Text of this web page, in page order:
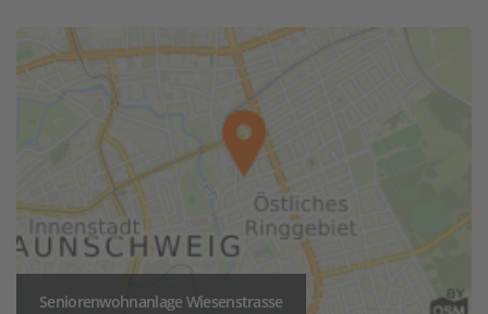
Seniorenwohnanlage Wiesenstrasse